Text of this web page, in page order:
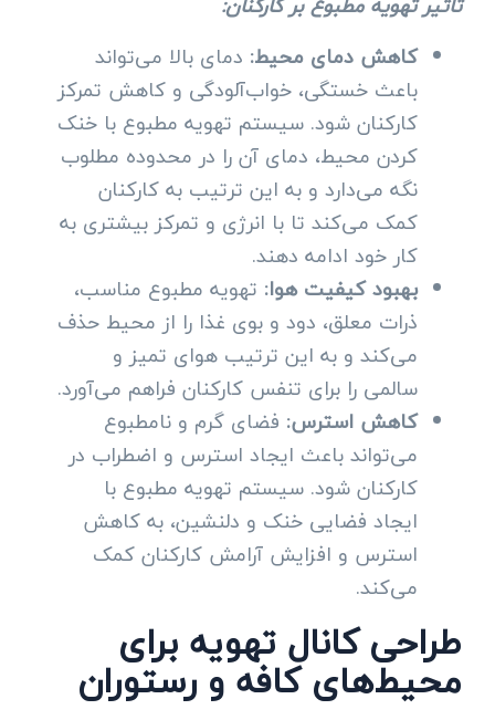
کاهش دمای محیط: دمای بالا می‌تواند
باعث خستگی، خواب‌آلودگی و کاهش تمرکز
کارکنان شود. سیستم تهویه مطبوع با خنک
کردن محیط، دمای آن را در محدوده مطلوب
نگه می‌دارد و به این ترتیب به کارکنان
کمک می‌کند تا با انرژی و تمرکز بیشتری به
کار خود ادامه دهند.
بهبود کیفیت هوا: تهویه مطبوع مناسب،
ذرات معلق، دود و بوی غذا را از محیط حذف
می‌کند و به این ترتیب هوای تمیز و
سالمی را برای تنفس کارکنان فراهم می‌آورد.
کاهش استرس: فضای گرم و نامطبوع
می‌تواند باعث ایجاد استرس و اضطراب در
کارکنان شود. سیستم تهویه مطبوع با
ایجاد فضایی خنک و دلنشین، به کاهش
استرس و افزایش آرامش کارکنان کمک
می‌کند.
طراحی کانال تهویه برای
محیط‌های کافه و رستوران